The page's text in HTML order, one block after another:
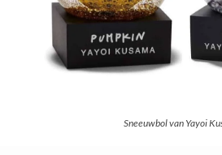
Sneeuwbol van Yayoi